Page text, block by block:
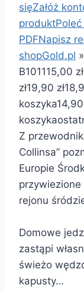
sięZałóż
produkt
PDFNapisz
shopGold.pl »
B101115,00 zł
zł19,90 zł
koszyka14,90
koszyka
Z
Collinsa”
Europie
przywiezione
rejonu
Domowe
zastąpi
świeżo
kapusty…